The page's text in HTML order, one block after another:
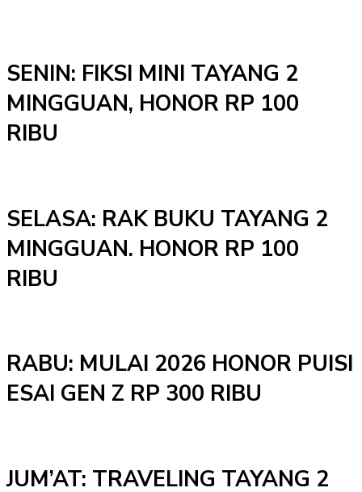
SENIN: FIKSI MINI TAYANG 2
MINGGUAN, HONOR RP 100
RIBU
SELASA: RAK BUKU TAYANG 2
MINGGUAN. HONOR RP 100
RIBU
RABU: MULAI 2026 HONOR PUISI
ESAI GEN Z RP 300 RIBU
JUM’AT: TRAVELING TAYANG 2